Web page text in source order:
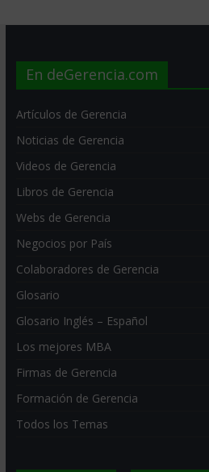
En deGerencia.com
Artículos de Gerencia
Noticias de Gerencia
Videos de Gerencia
Libros de Gerencia
Webs de Gerencia
Negocios por País
Colaboradores de Gerencia
Glosario
Glosario Inglés – Español
Los mejores MBA
Firmas de Gerencia
Formación de Gerencia
Todos los Temas